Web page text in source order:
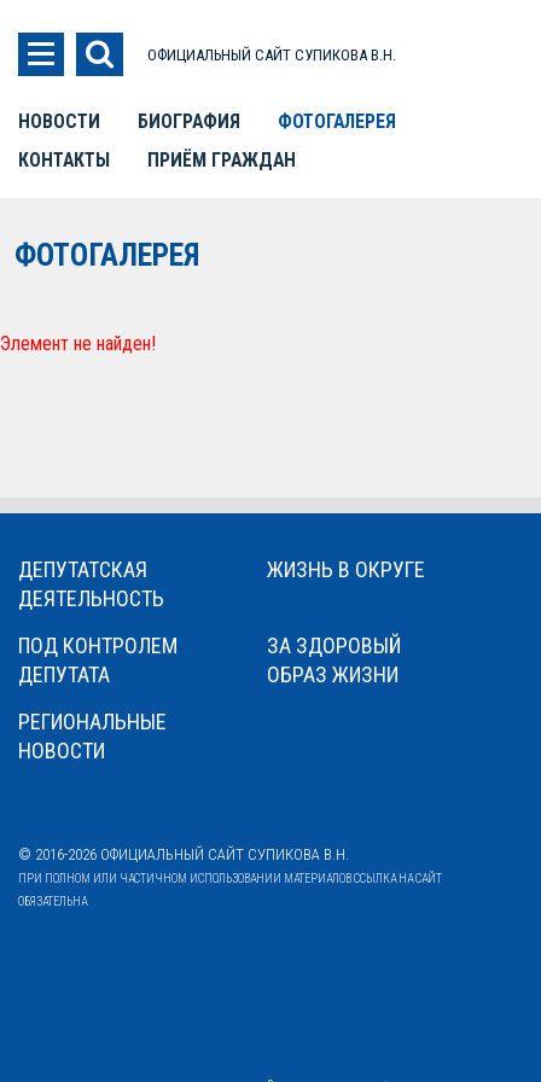
ОФИЦИАЛЬНЫЙ САЙТ СУПИКОВА В.Н.
НОВОСТИ БИОГРАФИЯ
ФОТОГАЛЕРЕЯ
КОНТАКТЫ
ПРИЁМ ГРАЖДАН
ФОТОГАЛЕРЕЯ
Элемент не найден!
ДЕПУТАТСКАЯ
ДЕЯТЕЛЬНОСТЬ
ЖИЗНЬ В ОКРУГЕ
ПОД КОНТРОЛЕМ
ДЕПУТАТА
ЗА ЗДОРОВЫЙ
ОБРАЗ ЖИЗНИ
РЕГИОНАЛЬНЫЕ
НОВОСТИ
© 2016-2026 ОФИЦИАЛЬНЫЙ САЙТ СУПИКОВА В.Н.
ПРИ ПОЛНОМ ИЛИ ЧАСТИЧНОМ ИСПОЛЬЗОВАНИИ МАТЕРИАЛОВ ССЫЛКА НА САЙТ
ОБЯЗАТЕЛЬНА